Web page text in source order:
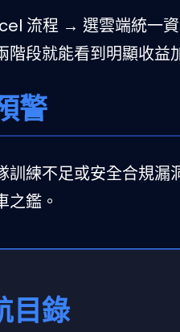
流程 → 選雲端統一
階段就能看到明顯收益
警
訓練不足或安全合規
之鑑。
目錄